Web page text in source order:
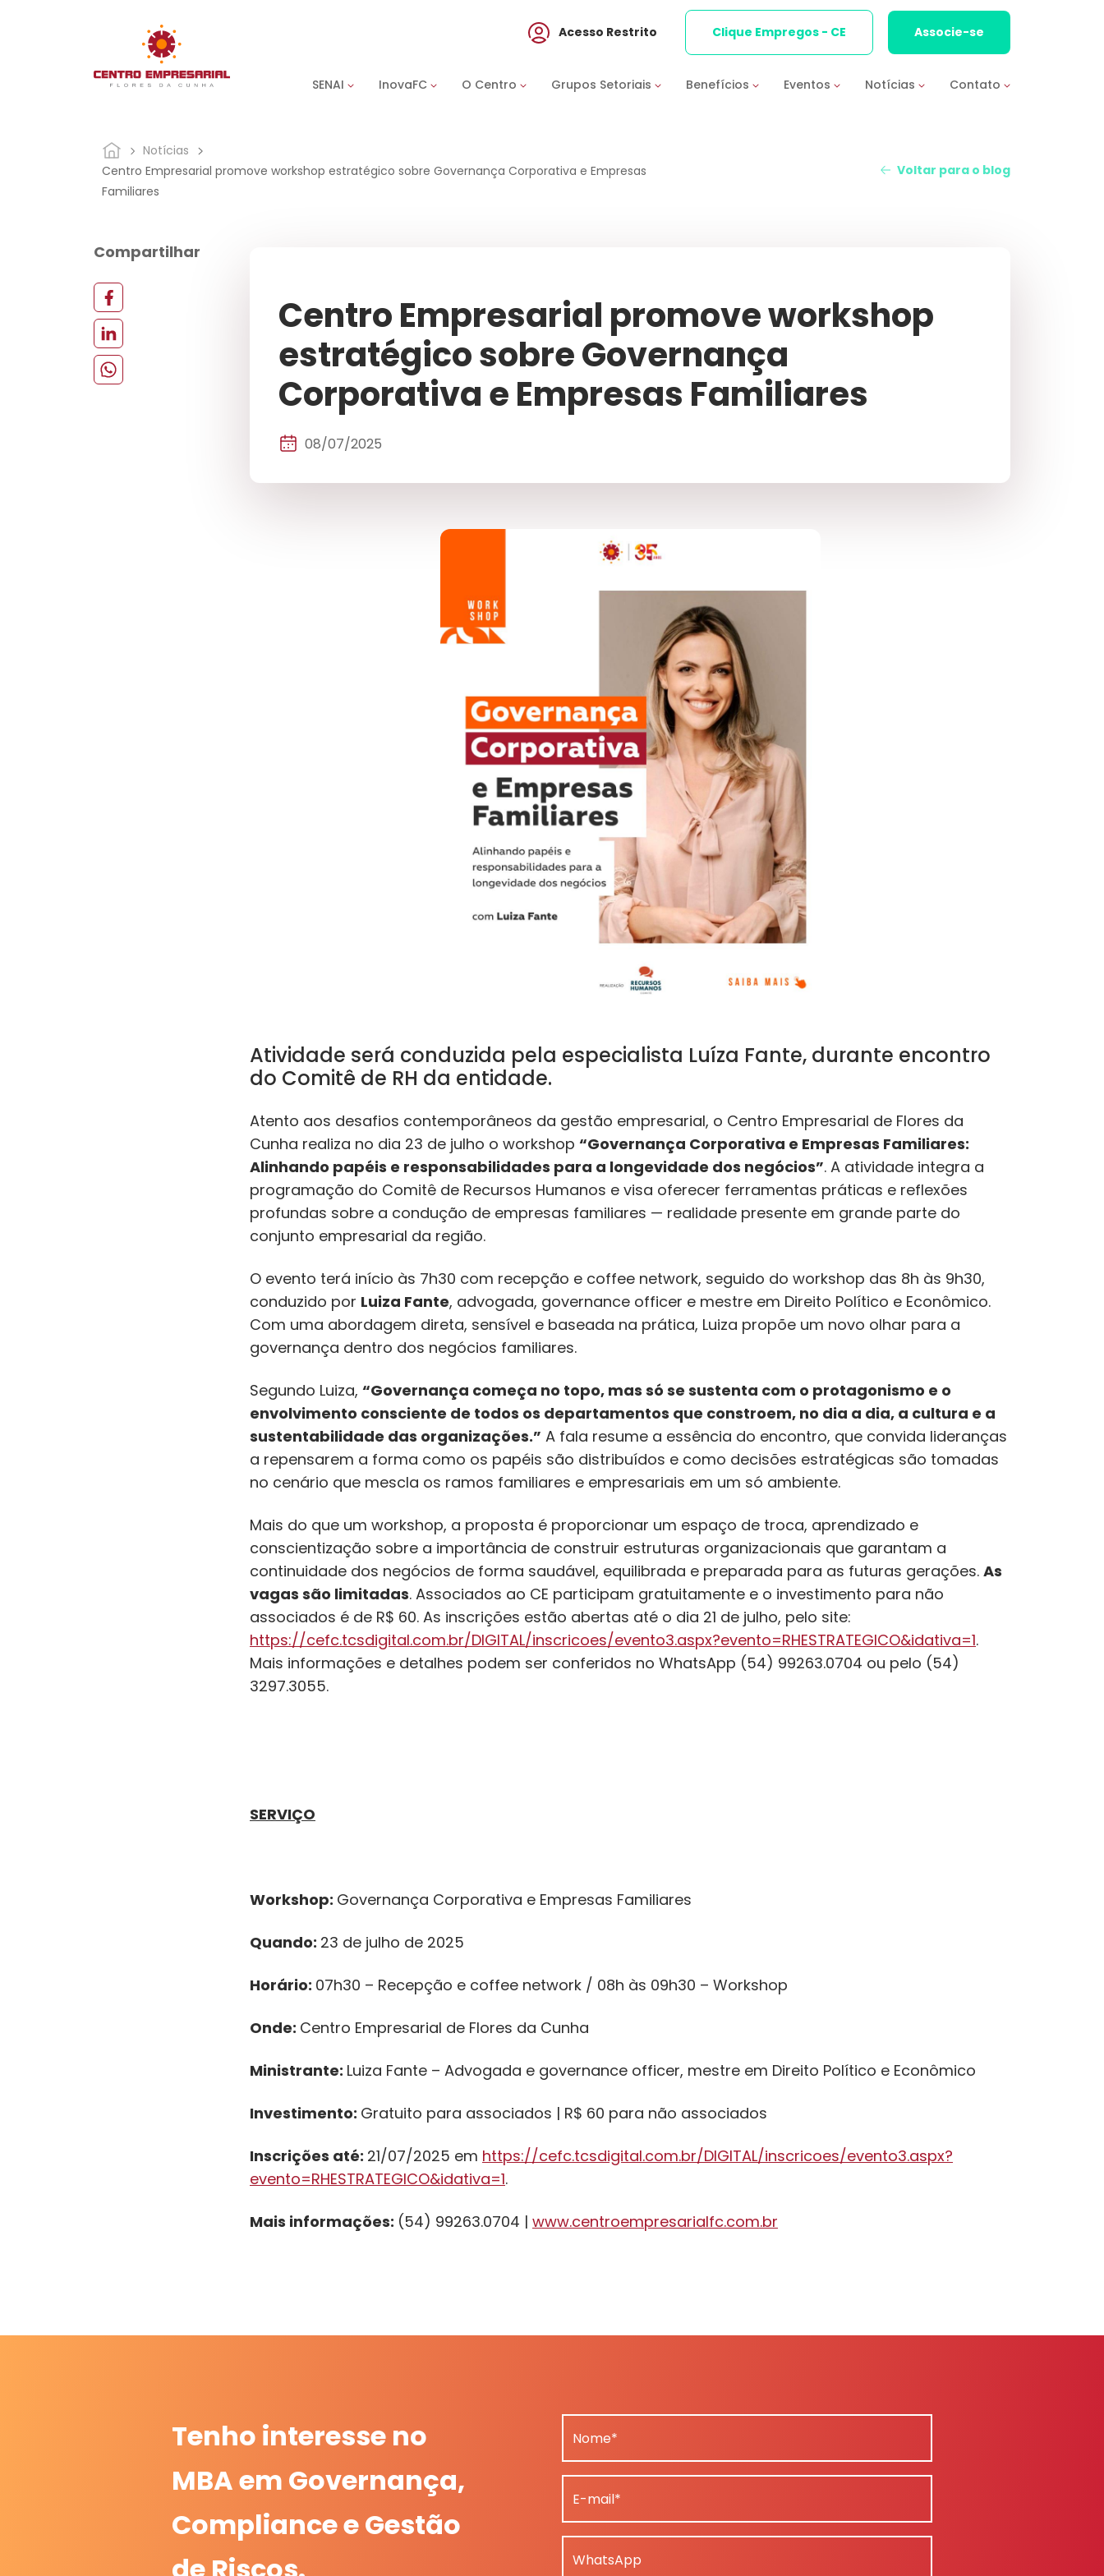
SENAI InovaFC O Centro Grupos Setoriais Benefícios Eventos Notícias Contato
Acesso Restrito Clique Empregos - CE Associe-se
Notícias
Centro Empresarial promove workshop estratégico sobre Governança Corporativa e Empresas
Familiares
Voltar para o blog
Compartilhar
Centro Empresarial promove workshop
estratégico sobre Governança
Corporativa e Empresas Familiares
08/07/2025
Atividade será conduzida pela especialista Luíza Fante, durante encontro
do Comitê de RH da entidade.
Atento aos desafios contemporâneos da gestão empresarial, o Centro Empresarial de Flores da
Cunha realiza no dia 23 de julho o workshop “Governança Corporativa e Empresas Familiares:
Alinhando papéis e responsabilidades para a longevidade dos negócios”. A atividade integra a
programação do Comitê de Recursos Humanos e visa oferecer ferramentas práticas e reflexões
profundas sobre a condução de empresas familiares — realidade presente em grande parte do
conjunto empresarial da região.
O evento terá início às 7h30 com recepção e coffee network, seguido do workshop das 8h às 9h30,
conduzido por Luiza Fante, advogada, governance officer e mestre em Direito Político e Econômico.
Com uma abordagem direta, sensível e baseada na prática, Luiza propõe um novo olhar para a
governança dentro dos negócios familiares.
Segundo Luiza, “Governança começa no topo, mas só se sustenta com o protagonismo e o
envolvimento consciente de todos os departamentos que constroem, no dia a dia, a cultura e a
sustentabilidade das organizações.” A fala resume a essência do encontro, que convida lideranças
a repensarem a forma como os papéis são distribuídos e como decisões estratégicas são tomadas
no cenário que mescla os ramos familiares e empresariais em um só ambiente.
Mais do que um workshop, a proposta é proporcionar um espaço de troca, aprendizado e
conscientização sobre a importância de construir estruturas organizacionais que garantam a
continuidade dos negócios de forma saudável, equilibrada e preparada para as futuras gerações. As
vagas são limitadas. Associados ao CE participam gratuitamente e o investimento para não
associados é de R$ 60. As inscrições estão abertas até o dia 21 de julho, pelo site:
https://cefc.tcsdigital.com.br/DIGITAL/inscricoes/evento3.aspx?evento=RHESTRATEGICO&idativa=1.
Mais informações e detalhes podem ser conferidos no WhatsApp (54) 99263.0704 ou pelo (54)
3297.3055.
SERVIÇO
Workshop: Governança Corporativa e Empresas Familiares
Quando: 23 de julho de 2025
Horário: 07h30 – Recepção e coffee network / 08h às 09h30 – Workshop
Onde: Centro Empresarial de Flores da Cunha
Ministrante: Luiza Fante – Advogada e governance officer, mestre em Direito Político e Econômico
Investimento: Gratuito para associados | R$ 60 para não associados
Inscrições até: 21/07/2025 em https://cefc.tcsdigital.com.br/DIGITAL/inscricoes/evento3.aspx?
evento=RHESTRATEGICO&idativa=1.
Mais informações: (54) 99263.0704 | www.centroempresarialfc.com.br
Tenho interesse no
MBA em Governança,
Compliance e Gestão
Nome*
E-mail*
WhatsApp